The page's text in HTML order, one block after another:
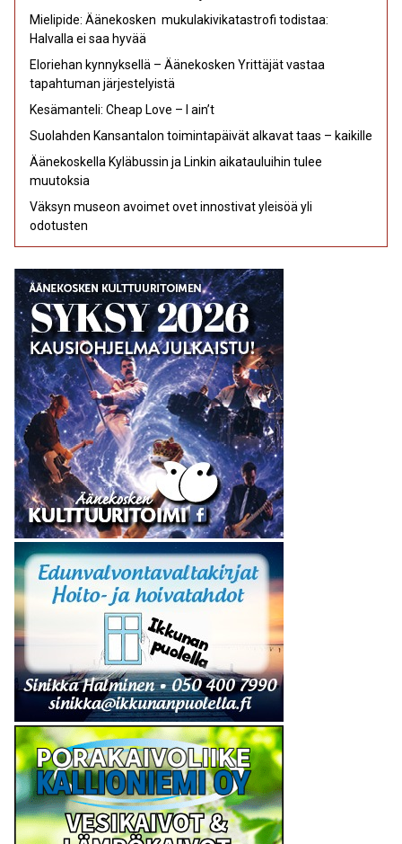
Mielipide: Äänekosken mukulakivikatastrofi todistaa:
Halvalla ei saa hyvää
Eloriehan kynnyksellä – Äänekosken Yrittäjät vastaa
tapahtuman järjestelyistä
Kesämanteli: Cheap Love – I ain’t
Suolahden Kansantalon toimintapäivät alkavat taas – kaikille
Äänekoskella Kyläbussin ja Linkin aikatauluihin tulee
muutoksia
Väksyn museon avoimet ovet innostivat yleisöä yli
odotusten